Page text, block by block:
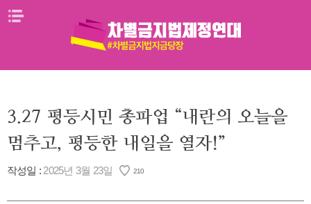
Skip
3.27 평등시민 총파업 “내란의 오늘을
멈추고, 평등한 내일을 열자!”
작성일 : 2025년 3월 23일 210